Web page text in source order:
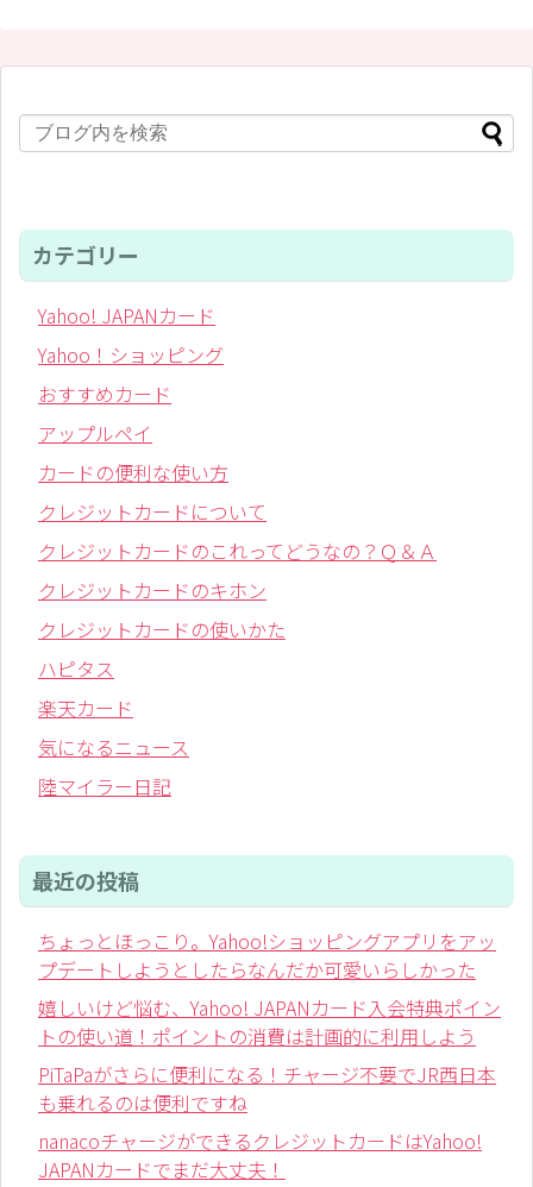
カテゴリー
Yahoo! JAPANカード
Yahoo！ショッピング
おすすめカード
アップルペイ
カードの便利な使い方
クレジットカードについて
クレジットカードのこれってどうなの？Ｑ＆Ａ
クレジットカードのキホン
クレジットカードの使いかた
ハピタス
楽天カード
気になるニュース
陸マイラー日記
最近の投稿
ちょっとほっこり。Yahoo!ショッピングアプリをアッ
プデートしようとしたらなんだか可愛いらしかった
嬉しいけど悩む、Yahoo! JAPANカード入会特典ポイン
トの使い道！ポイントの消費は計画的に利用しよう
PiTaPaがさらに便利になる！チャージ不要でJR西日本
も乗れるのは便利ですね
nanacoチャージができるクレジットカードはYahoo!
JAPANカードでまだ大丈夫！